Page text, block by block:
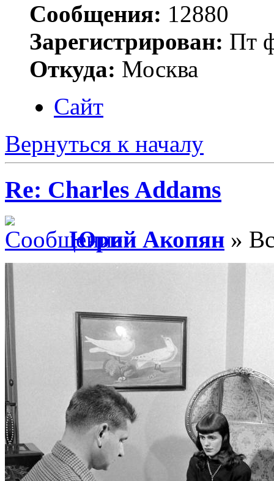
Сообщения: 12880
Зарегистрирован: Пт
Откуда: Москва
Сайт
Вернуться к началу
Re: Charles Addams
Юрий Акопян »